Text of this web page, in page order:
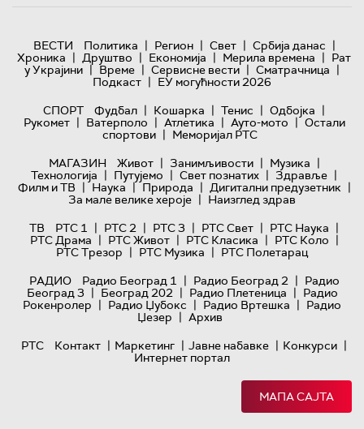
ВЕСТИ Политика | Регион | Свет | Србија данас |
Хроника | Друштво | Економија | Мерила времена | Рат
у Украјини | Време | Сервисне вести | Сматрачница |
Подкаст | ЕУ могућности 2026
СПОРТ
Фудбал | Кошарка | Тенис | Одбојка |
Рукомет | Ватерполо | Атлетика | Ауто-мото | Остали
спортови | Меморијал РТС
МАГАЗИН
Живот | Занимљивости | Музика |
Технологијa | Путујемо | Свет познатих | Здравље |
Филм и ТВ | Наука | Природа | Дигитални предузетник |
За мале велике хероје | Наизглед здрав
ТВ
РТС 1 | РТС 2 | РТС 3 | РТС Свет | РТС Наука |
РТС Драма | РТС Живот | РТС Класика | РТС Коло |
РТС Трезор | РТС Музика | РТС Полетарац
РАДИО
Радио Београд 1 | Радио Београд 2 | Радио
Београд 3 | Београд 202 | Радио Плетеница | Радио
Рокенролер | Радио Џубокс | Радио Вртешка | Радио
Џезер | Архив
РТС
Контакт | Маркетинг | Јавне набавке | Конкурси |
Интернет портал
МАПА САЈТА